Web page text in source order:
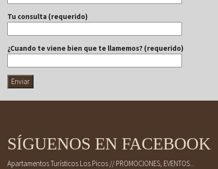
Tu consulta (requerido)
¿Cuando te viene bien que te llamemos? (requerido)
SÍGUENOS EN FACEBOOK
Apartamentos Turísticos Los Picos // PROMOCIONES, EVENTOS...